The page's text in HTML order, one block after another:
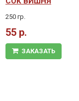
250 гр.
55 р.
ЗАКАЗАТЬ